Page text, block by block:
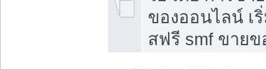
ของออนไลน์ เ
สฟรี smf ขาย